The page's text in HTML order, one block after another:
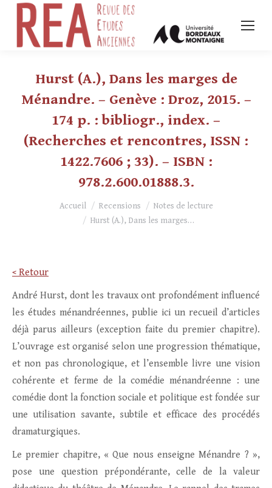
Hurst (A.), Dans les marges de
Ménandre. – Genève : Droz, 2015. –
174 p. : bibliogr., index. –
(Recherches et rencontres, ISSN :
1422.7606 ; 33). – ISBN :
978.2.600.01888.3.
Vous êtes ici :Accueil Recensions
Notes de lecture
Hurst (A.), Dans les marges…
< Retour
André Hurst, dont les travaux ont profondément influencé
les études ménandréennes, publie ici un recueil d’articles
déjà parus ailleurs (exception faite du premier chapitre).
L’ouvrage est organisé selon une progression thématique,
et non pas chronologique, et l’ensemble livre une vision
cohérente et ferme de la comédie ménandréenne : une
comédie dont la fonction sociale et politique est fondée sur
une utilisation savante, subtile et efficace des procédés
dramaturgiques.
Le premier chapitre, « Que nous enseigne Ménandre ? »,
pose une question prépondérante, celle de la valeur